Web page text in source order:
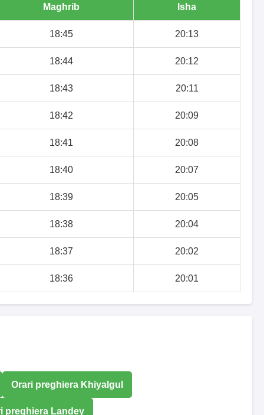
Maghrib Isha
18:45 20:13
18:44 20:12
18:43 20:11
18:42 20:09
18:41 20:08
18:40 20:07
18:39 20:05
18:38 20:04
18:37 20:02
18:36 20:01
Orari preghiera Khiyalgul
preghiera Landey